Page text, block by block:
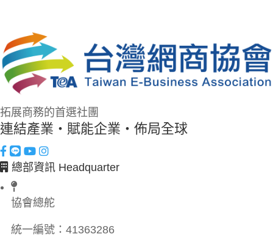
拓展商務的首選社團
連結產業・賦能企業・佈局全球
總部資訊 Headquarter
協會總舵
統一編號： 41363286